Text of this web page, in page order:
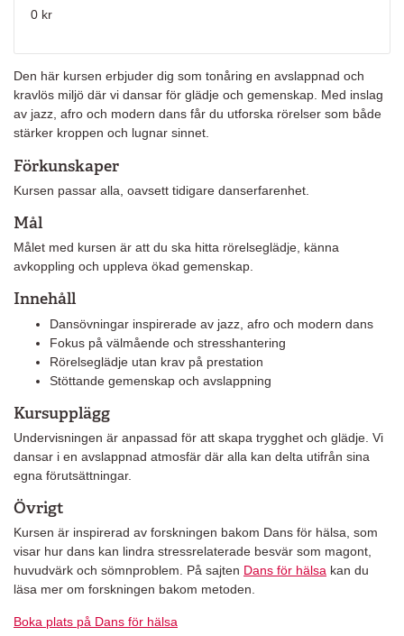
Den här kursen erbjuder dig som tonåring en avslappnad och
kravlös miljö där vi dansar för glädje och gemenskap. Med inslag
av jazz, afro och modern dans får du utforska rörelser som både
stärker kroppen och lugnar sinnet.
Förkunskaper
Kursen passar alla, oavsett tidigare danserfarenhet.
Mål
Målet med kursen är att du ska hitta rörelseglädje, känna
avkoppling och uppleva ökad gemenskap.
Innehåll
Dansövningar inspirerade av jazz, afro och modern dans
Fokus på välmående och stresshantering
Rörelseglädje utan krav på prestation
Stöttande gemenskap och avslappning
Kursupplägg
Undervisningen är anpassad för att skapa trygghet och glädje. Vi
dansar i en avslappnad atmosfär där alla kan delta utifrån sina
egna förutsättningar.
Övrigt
Kursen är inspirerad av forskningen bakom Dans för hälsa, som
visar hur dans kan lindra stressrelaterade besvär som magont,
huvudvärk och sömnproblem. På sajten Dans för hälsa kan du
läsa mer om forskningen bakom metoden.
Boka plats på Dans för hälsa
0 kr